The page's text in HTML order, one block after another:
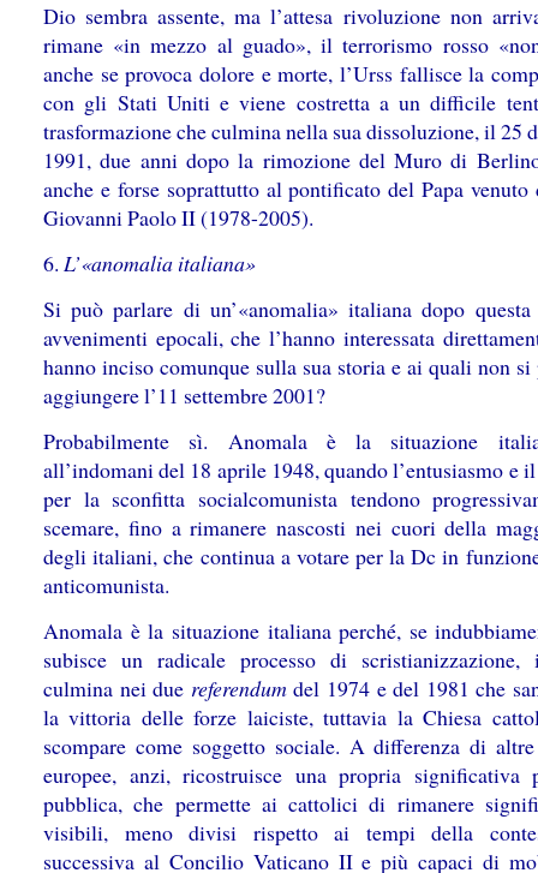
Dio sembra assente, ma l’attesa rivoluzione non
rimane «in mezzo al guado», il terrorismo rosso
anche se provoca dolore e morte, l’Urss fallisce la
con gli Stati Uniti e viene costretta a un difficile
trasformazione che culmina nella sua dissoluzione, il 25
1991, due anni dopo la rimozione del Muro di
anche e forse soprattutto al pontificato del Papa venuto
Giovanni Paolo II (1978-2005).
6. L’«anomalia italiana»
Si può parlare di un’«anomalia» italiana dopo
avvenimenti epocali, che l’hanno interessata
hanno inciso comunque sulla sua storia e ai quali non si
aggiungere l’11 settembre 2001?
Probabilmente sì. Anomala è la situazione
all’indomani del 18 aprile 1948, quando l’entusiasmo e
per la sconfitta socialcomunista tendono
scemare, fino a rimanere nascosti nei cuori della
degli italiani, che continua a votare per la Dc in
anticomunista.
Anomala è la situazione italiana perché, se
subisce un radicale processo di
culmina nei due referendumdel 1974 e del 1981 che
la vittoria delle forze laiciste, tuttavia la Chiesa
scompare come soggetto sociale. A differenza di
europee, anzi, ricostruisce una propria significativa
pubblica, che permette ai cattolici di rimanere
visibili, meno divisi rispetto ai tempi della
successiva al Concilio Vaticano II e più capaci di